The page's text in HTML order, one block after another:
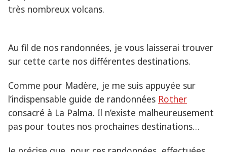
très nombreux volcans.
Au fil de nos randonnées, je vous laisserai trouver
sur cette carte nos différentes destinations.
Comme pour Madère, je me suis appuyée sur
l’indispensable guide de randonnées Rother
consacré à La Palma. Il n’existe malheureusement
pas pour toutes nos prochaines destinations…